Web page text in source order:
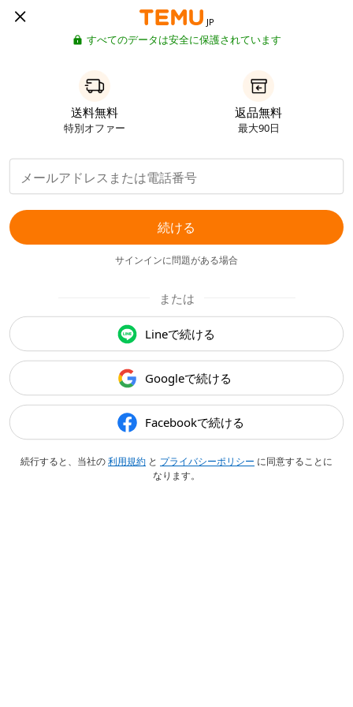
JP
すべてのデータは安全に保護されています
送料無料
特別オファー
返品無料
最大90日
続ける
サインインに問題がある場合
または
Lineで続ける
Googleで続ける
Facebookで続ける
続行すると、当社の利用規約 と プライバシーポリシー に同意することに
なります。